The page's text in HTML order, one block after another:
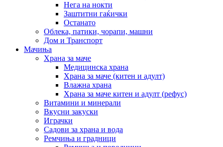
Нега на нокти
Заштитни гаќички
Останато
Облека, патики, чорапи, машни
Дом и Транспорт
Мачиња
Храна за маче
Медицинска храна
Храна за маче (китен и адулт)
Влажна храна
Храна за маче китен и адулт (рефус)
Витамини и минерали
Вкусни закуски
Играчки
Садови за храна и вода
Ремчиња и градници